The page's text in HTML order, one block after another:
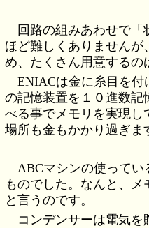
回路の組みあわせで
ほど難しくありませんが
め、たくさん用意するの
ENIACは金に糸目を
の記憶装置を１０進数記
べる事でメモリを実現し
場所も金もかかり過ぎま
ABCマシンの使って
ものでした。なんと、メ
と言うのです。
コンデンサーは電気